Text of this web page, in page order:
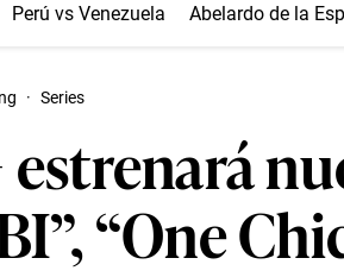
Perú vs Venezuela Abelardo de la
· Series
“One